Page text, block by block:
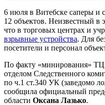
6 июля в Витебске саперы и
12 объектов. Неизвестный в
что в торговых центрах и
взрывные устройства. Для
посетители и персонал
По факту «минирования»
отделом Следственного
по ч.1 ст.340 УК (заведомо
сообщила официальный
области Оксана Лазько.